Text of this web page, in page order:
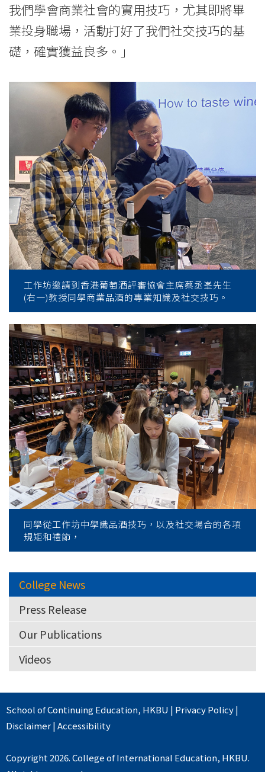
我們學會商業社會的實用技巧，尤其即將畢
業投身職場，活動打好了我們社交技巧的基
礎，確實獲益良多。」
工作坊邀請到香港葡萄酒評審協會主席蔡丞峯先生
(右一)教授同學商業品酒的專業知識及社交技巧。
同學從工作坊中學識品酒技巧，以及社交場合的各項
規矩和禮節，
College News
Press Release
Our Publications
Videos
School of Continuing Education, HKBU | Privacy Policy|
Disclaimer|Accessibility
Copyright 2026. College of International Education, HKBU.